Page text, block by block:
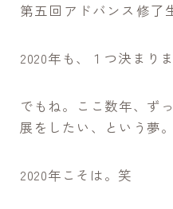
第五回アドバンス修了
2020年も、１つ決まりま
でもね。ここ数年、ず
展をしたい、という夢。
2020年こそは。笑